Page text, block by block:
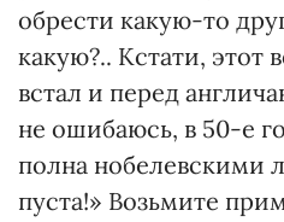
обрести какую-то
какую?.. Кстати, этот
встал и перед
не ошибаюсь, в 50-е
полна нобелевскими
пуста!» Возьмите